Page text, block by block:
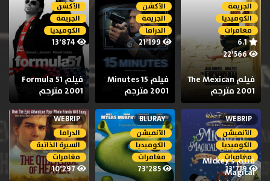
الجريمة
الكوميديا
مغامرات
6.1
22٬566
فيلم The Mexican
2001 مترجم
الأكشن
الجريمة
الدراما
21٬199
فيلم 15 Minutes
2001 مترجم
الأكشن
الجريمة
الكوميديا
فيلم Formula 51
2001 مترجم
WEBRIP
الأنميشن
الكوميديا
مغامرات
13٬719
فيلم Mickey’s
Magical
BLURAY
الأنميشن
الكوميديا
مغامرات
73٬285
WEBRIP
الدراما
السيرة الذاتية
مغامرات
10٬297